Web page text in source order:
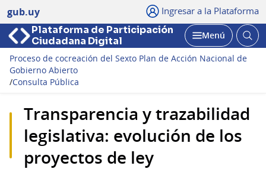
gub.uy Ingresar a la Plataforma
Plataforma de Participación
Ciudadana Digital
Abrir
Menú
Proceso de cocreación del Sexto Plan de Acción Nacional de
Gobierno Abierto
/Consulta Pública
Transparencia y trazabilidad
legislativa: evolución de los
proyectos de ley